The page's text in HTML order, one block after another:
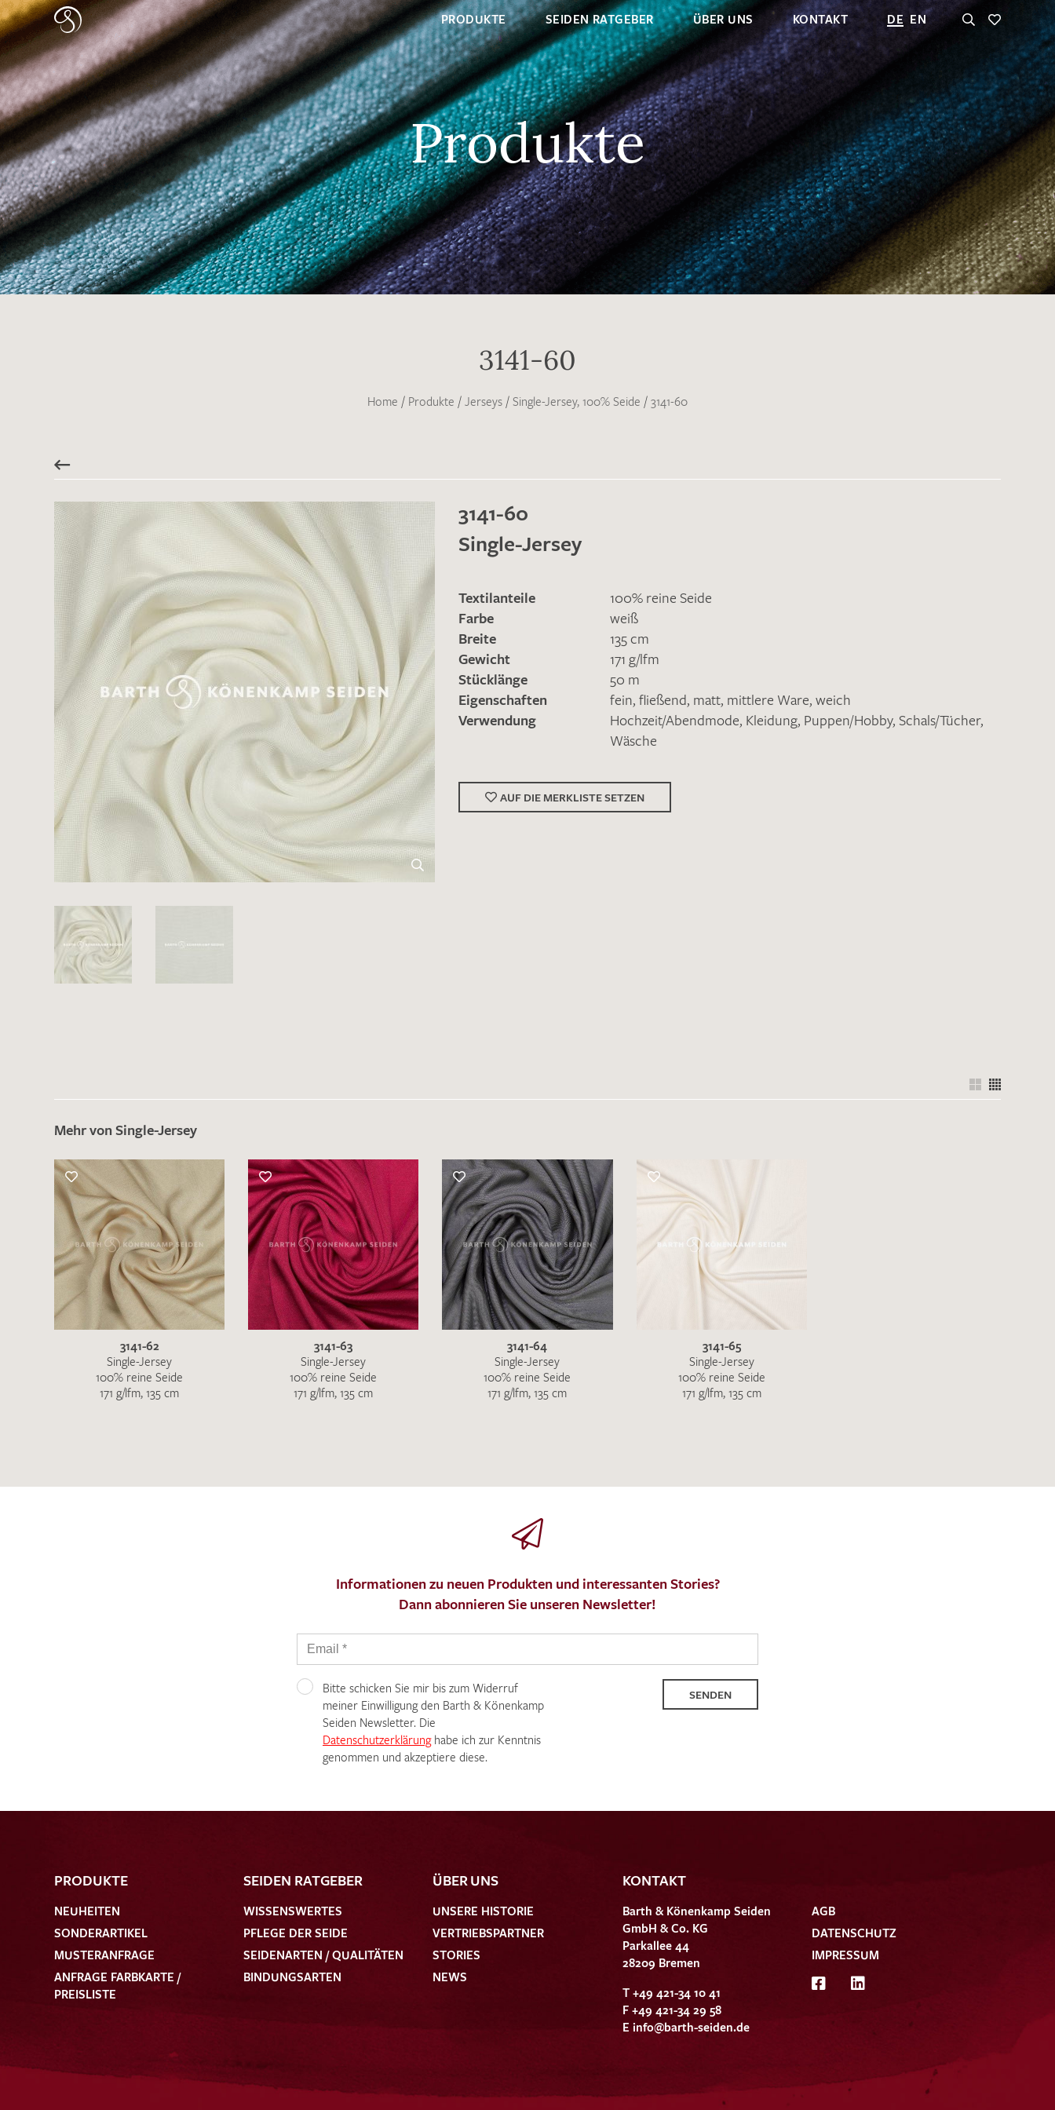
PRODUKTE SEIDEN RATGEBER ÜBER UNS KONTAKT DE EN
Merkliste / Musteranfrage
Es sind bisher keine Produkte auf Ihrer
Merkliste.
Sollten Sie dennoch eine individuelle
Musteranfrage stellen wollen, vermerken
Produkte
3141-60
Home / Produkte / Jerseys / Single-Jersey, 100% Seide / 3141-60
3141-60
Single-Jersey
Textilanteile
100% reine Seide
Farbe
weiß
Breite
135 cm
Gewicht
171 g/lfm
Stücklänge
50 m
Eigenschaften
fein, fließend, matt, mittlere Ware, weich
Verwendung
Hochzeit/Abendmode, Kleidung, Puppen/Hobby, Schals/Tücher,
Wäsche
AUF DIE MERKLISTE SETZEN
Mehr von Single-Jersey
3141-62
Single-Jersey
100% reine Seide
171 g/lfm, 135 cm
3141-63
Single-Jersey
100% reine Seide
171 g/lfm, 135 cm
3141-64
Single-Jersey
100% reine Seide
171 g/lfm, 135 cm
3141-65
Single-Jersey
100% reine Seide
171 g/lfm, 135 cm
Informationen zu neuen Produkten und interessanten Stories?
Dann abonnieren Sie unseren Newsletter!
Bitte schicken Sie mir bis zum Widerruf
meiner Einwilligung den Barth & Könenkamp
Seiden Newsletter. Die
Datenschutzerklärunghabe ich zur Kenntnis
genommen und akzeptiere diese.
SENDEN
PRODUKTE
NEUHEITEN
SONDERARTIKEL
MUSTERANFRAGE
ANFRAGE FARBKARTE /
PREISLISTE
SEIDEN RATGEBER
WISSENSWERTES
PFLEGE DER SEIDE
SEIDENARTEN / QUALITÄTEN
BINDUNGSARTEN
ÜBER UNS
UNSERE HISTORIE
VERTRIEBSPARTNER
STORIES
NEWS
KONTAKT
Barth & Könenkamp Seiden
GmbH & Co. KG
Parkallee 44
28209 Bremen
T +49 421-34 10 41
F +49 421-34 29 58
E info@barth-seiden.de
AGB
DATENSCHUTZ
IMPRESSUM